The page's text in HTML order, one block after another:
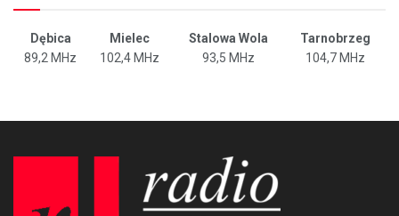
Dębica Mielec Stalowa Wola
Tarnobrzeg
89,2 MHz
102,4 MHz 93,5 MHz 104,7 MHz